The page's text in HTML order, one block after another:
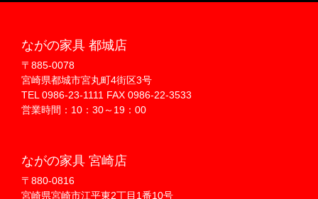
ながの家具 都城店
〒885-0078
宮崎県都城市宮丸町4街区3号
TEL 0986-23-1111 FAX 0986-22-3533
営業時間：10：30～19：00
ながの家具 宮崎店
〒880-0816
宮崎県宮崎市江平東2丁目1番10号